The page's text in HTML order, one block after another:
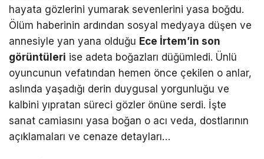
hayata gözlerini yumarak sevenlerini yasa boğdu.
Ölüm haberinin ardından sosyal medyaya düşen ve
annesiyle yan yana olduğu Ece İrtem’in son
görüntüleri ise adeta boğazları düğümledi. Ünlü
oyuncunun vefatından hemen önce çekilen o anlar,
aslında yaşadığı derin duygusal yorgunluğu ve
kalbini yıpratan süreci gözler önüne serdi. İşte
sanat camiasını yasa boğan o acı veda, dostlarının
açıklamaları ve cenaze detayları…